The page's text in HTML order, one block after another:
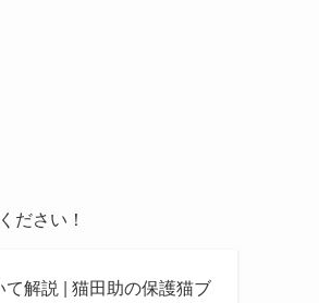
ださい！
て解説 | 猫田助の保護猫ブ